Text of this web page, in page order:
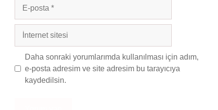
posta
İnternet
Daha sonraki yorumlarımda kullanılması için adım,
e-posta adresim ve site adresim bu tarayıcıya
kaydedilsin.